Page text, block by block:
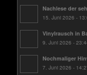
Nachlese der
15. Juni 2026 -
Vinylrausch in
9. Juni 2026 -
Nochmaliger
7. Juni 2026 -